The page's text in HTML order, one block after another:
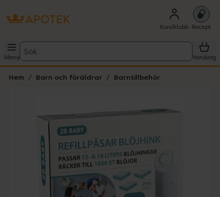
Kundklubb Recept
Meny
Sök
Varukorg
Hem Barn och föräldrar Barntillbehör
Lista: . Innehåller 2 objekt.